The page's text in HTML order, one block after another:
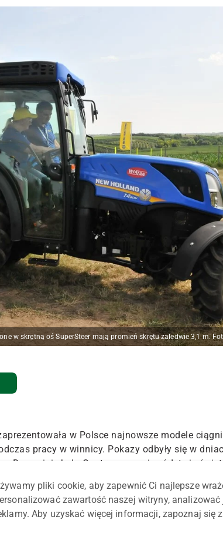
w skrętną oś SuperSteer mają promień skrętu zaledwie 3,1 m.
w Polsce najnowsze modele
pracy w winnicy. Pokazy odbyły się w
Daromin ie koło Opatowa w województwie
a demonstracjapracy ciągników marki New
– także w winnicach, oraz w warzywnictwie.
modeleT4.80N i T4.80V, a także zapoznać się
pliki cookie, aby zapewnić Ci najlepsze
zawartość naszej witryny,
Aby uzyskać więcej informacji, zapoznaj się